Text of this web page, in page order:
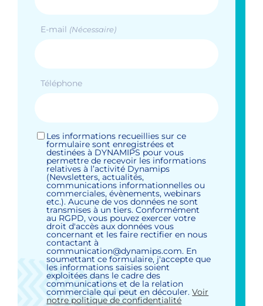
E-mail (Nécessaire)
Téléphone
(Nécessaire)
Les informations recueillies sur ce
formulaire sont enregistrées et
destinées à DYNAMIPS pour vous
permettre de recevoir les informations
relatives à l’activité Dynamips
(Newsletters, actualités,
communications informationnelles ou
commerciales, évènements, webinars
etc.). Aucune de vos données ne sont
transmises à un tiers. Conformément
au RGPD, vous pouvez exercer votre
droit d'accès aux données vous
concernant et les faire rectifier en nous
contactant à
communication@dynamips.com. En
soumettant ce formulaire, j'accepte que
les informations saisies soient
exploitées dans le cadre des
communications et de la relation
commerciale qui peut en découler.Voir
notre politique de confidentialité